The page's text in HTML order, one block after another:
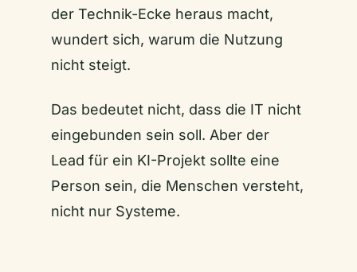
der Technik-Ecke heraus macht,
wundert sich, warum die Nutzung
nicht steigt.
Das bedeutet nicht, dass die IT nicht
eingebunden sein soll. Aber der
Lead für ein KI-Projekt sollte eine
Person sein, die Menschen versteht,
nicht nur Systeme.